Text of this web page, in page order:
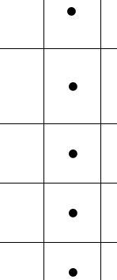
●
●
●
●
●